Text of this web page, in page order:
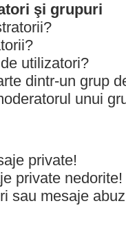
şi grupuri
utilizatori?
dintr-un grup
unui
private!
private nedorite!
sau mesaje